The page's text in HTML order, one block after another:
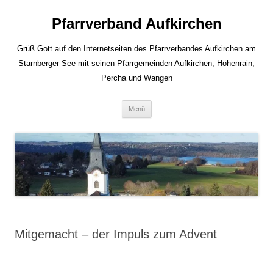
Pfarrverband Aufkirchen
Grüß Gott auf den Internetseiten des Pfarrverbandes Aufkirchen am
Starnberger See mit seinen Pfarrgemeinden Aufkirchen, Höhenrain,
Percha und Wangen
Menü
Mitgemacht – der Impuls zum Advent